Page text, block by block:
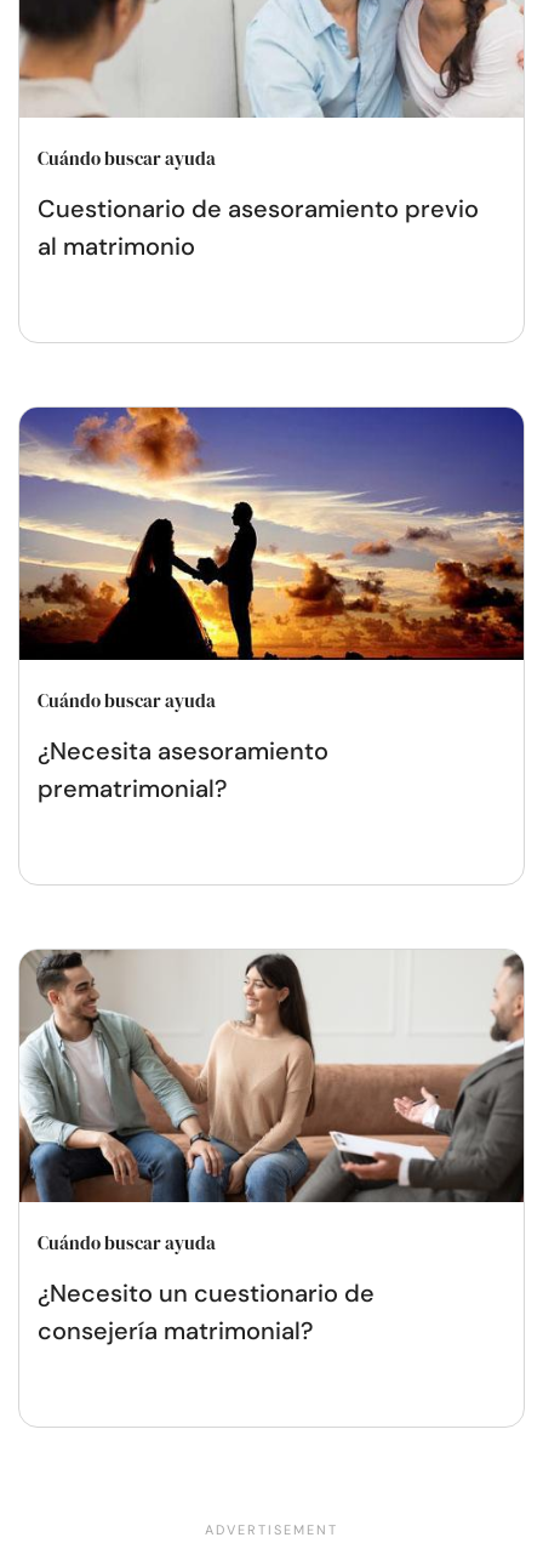
Cuándo buscar ayuda
Cuestionario de asesoramiento previo
al matrimonio
Cuándo buscar ayuda
¿Necesita asesoramiento
prematrimonial?
Cuándo buscar ayuda
¿Necesito un cuestionario de
consejería matrimonial?